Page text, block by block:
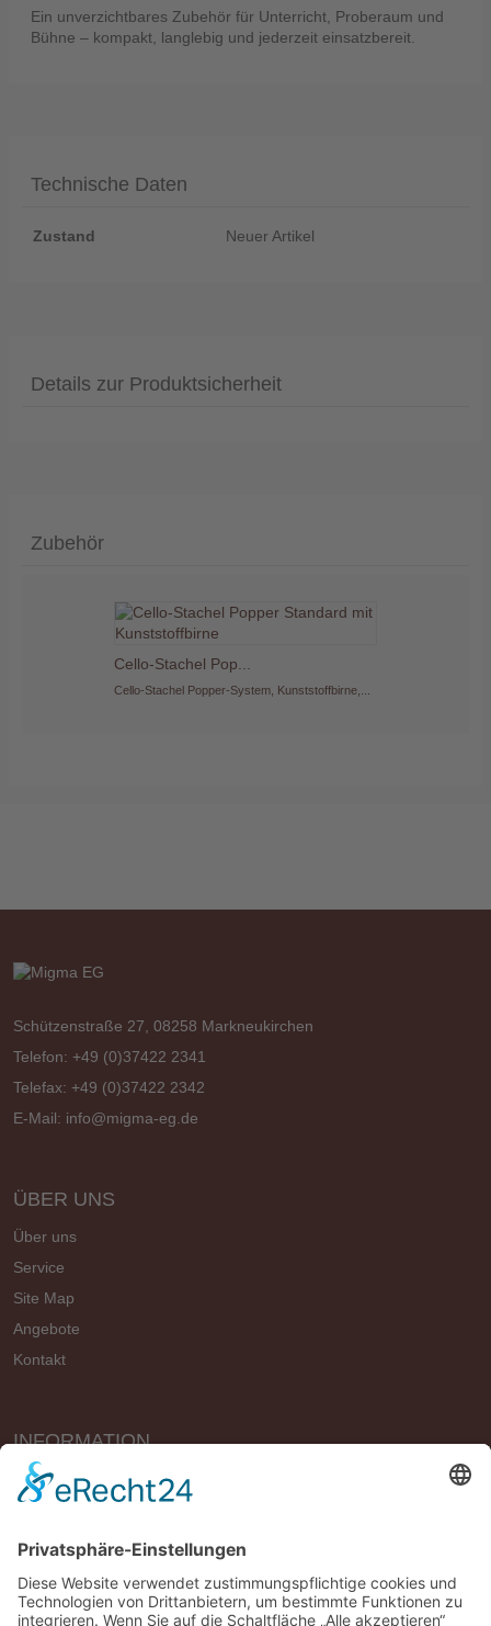
Ein unverzichtbares Zubehör für Unterricht, Proberaum und
Bühne – kompakt, langlebig und jederzeit einsatzbereit.
Technische Daten
Zustand Neuer Artikel
Details zur Produktsicherheit
Zubehör
Cello-Stachel Pop...
Cello-Stachel Popper-System, Kunststoffbirne,...
Schützenstraße 27, 08258 Markneukirchen
Telefon: +49 (0)37422 2341
Telefax: +49 (0)37422 2342
E-Mail: info@migma-eg.de
ÜBER UNS
Über uns
Service
Site Map
Angebote
Kontakt
INFORMATION
Vertrag widerrufen
Geschäftsbedingungen (AGB)
Widerrufsbelehrung